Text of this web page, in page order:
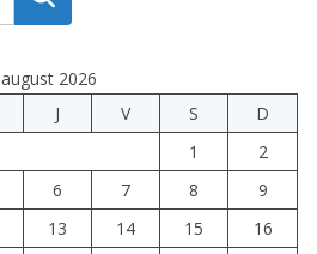
august 2026
J V S
D
1
2
6 7 8
9
13 14 15
16